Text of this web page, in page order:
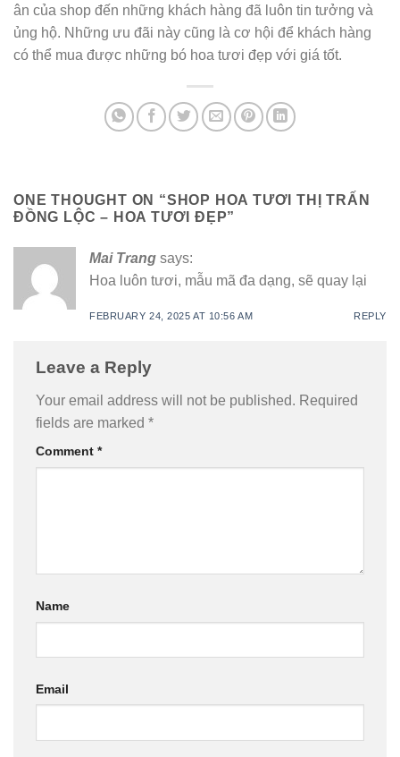
ân của shop đến những khách hàng đã luôn tin tưởng và
ủng hộ. Những ưu đãi này cũng là cơ hội để khách hàng
có thể mua được những bó hoa tươi đẹp với giá tốt.
ONE THOUGHT ON “SHOP HOA TƯƠI THỊ TRẤN
ĐỒNG LỘC – HOA TƯƠI ĐẸP”
Mai Trang says:
Hoa luôn tươi, mẫu mã đa dạng, sẽ quay lại
FEBRUARY 24, 2025 AT 10:56 AM REPLY
Leave a Reply
Your email address will not be published. Required
fields are marked *
Comment *
Name
Email